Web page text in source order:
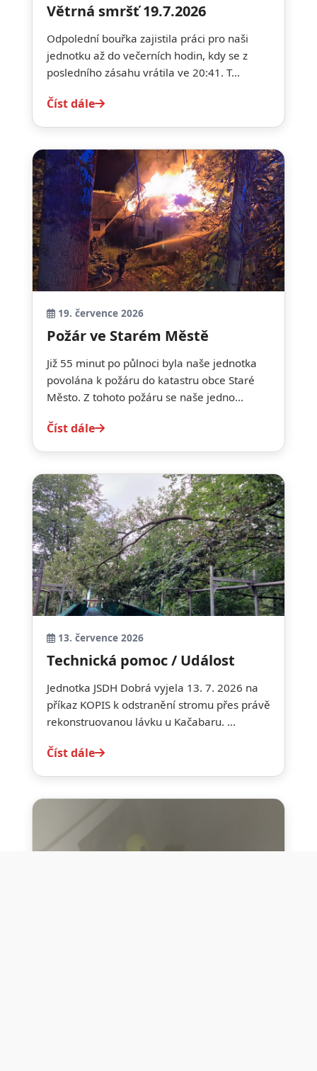
Větrná smršť 19.7.2026
Odpolední bouřka zajistila práci pro naši
jednotku až do večerních hodin, kdy se z
posledního zásahu vrátila ve 20:41. T...
Číst dále
19. července 2026
Požár ve Starém Městě
Již 55 minut po půlnoci byla naše jednotka
povolána k požáru do katastru obce Staré
Město. Z tohoto požáru se naše jedno...
Číst dále
13. července 2026
Technická pomoc / Událost
Jednotka JSDH Dobrá vyjela 13. 7. 2026 na
příkaz KOPIS k odstranění stromu přes právě
rekonstruovanou lávku u Kačabaru. ...
Číst dále